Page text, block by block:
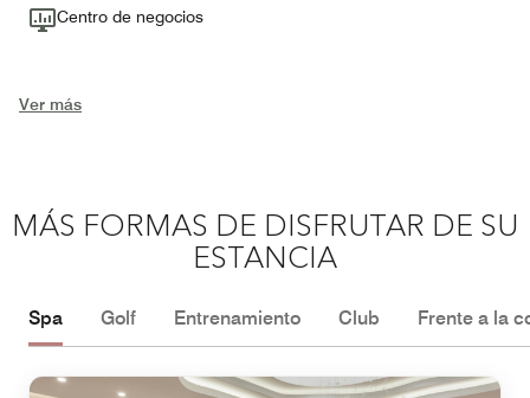
Centro de negocios
Ver más
MÁS FORMAS DE DISFRUTAR DE SU
ESTANCIA
Spa Golf Entrenamiento Club Frente a la